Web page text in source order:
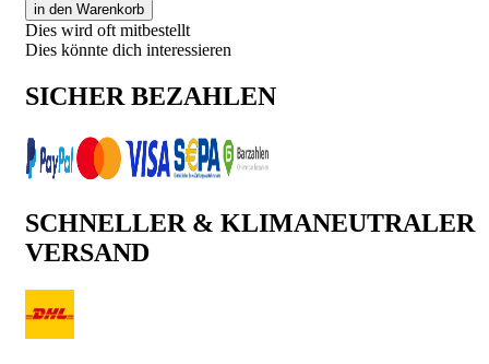
in den Warenkorb
Dies wird oft mitbestellt
Dies könnte dich interessieren
SICHER BEZAHLEN
SCHNELLER & KLIMANEUTRALER
VERSAND